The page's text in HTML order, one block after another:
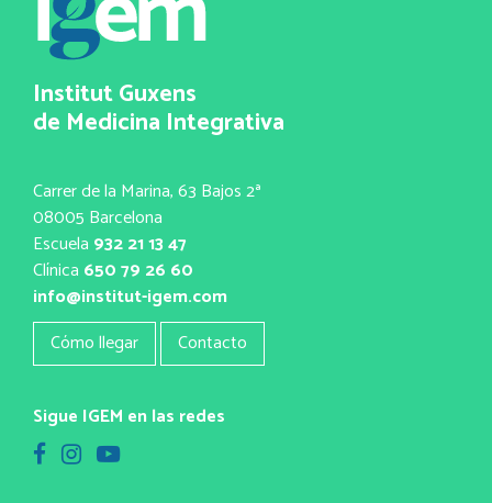
Institut Guxens
de Medicina Integrativa
Carrer de la Marina, 63 Bajos 2ª
08005 Barcelona
Escuela 932 21 13 47
Clínica 650 79 26 60
info@institut-igem.com
Cómo llegar
Contacto
Sigue IGEM en las redes